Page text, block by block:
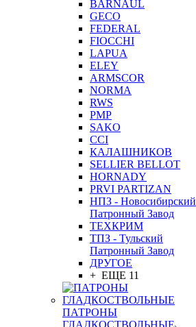
BARNAUL
GEСO
FEDERAL
FIOCCHI
LAPUA
ELEY
ARMSCOR
NORMA
RWS
PMP
SAKO
CCI
КАЛАШНИКОВ
SELLIER BELLOT
HORNADY
PRVI PARTIZAN
НПЗ - Новосибирский
Патронный Завод
ТЕХКРИМ
ТПЗ - Тульский
Патронный Завод
ДРУГОЕ
+ ЕЩЕ 11
ПАТРОНЫ
ГЛАДКОСТВОЛЬНЫЕ